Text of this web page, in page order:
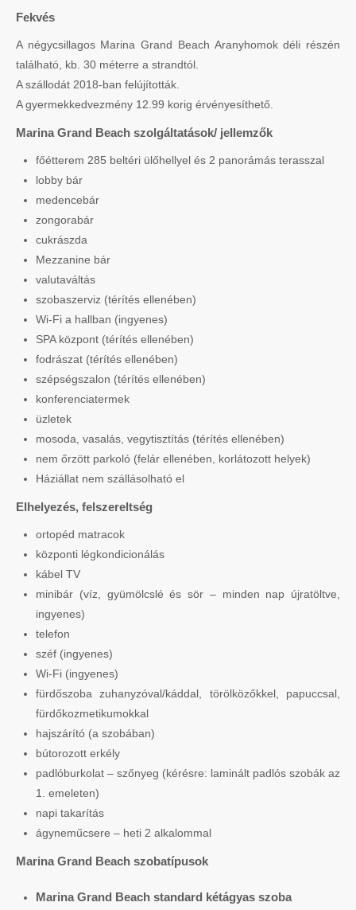
Fekvés
A négycsillagos Marina Grand Beach Aranyhomok déli részén
található, kb. 30 méterre a strandtól.
A szállodát 2018-ban felújították.
A gyermekkedvezmény 12.99 korig érvényesíthető.
Marina Grand Beach szolgáltatások/ jellemzők
főétterem 285 beltéri ülőhellyel és 2 panorámás terasszal
lobby bár
medencebár
zongorabár
cukrászda
Mezzanine bár
valutaváltás
szobaszerviz (térítés ellenében)
Wi-Fi a hallban (ingyenes)
SPA központ (térítés ellenében)
fodrászat (térítés ellenében)
szépségszalon (térítés ellenében)
konferenciatermek
üzletek
mosoda, vasalás, vegytisztítás (térítés ellenében)
nem őrzött parkoló (felár ellenében, korlátozott helyek)
Háziállat nem szállásolható el
Elhelyezés, felszereltség
ortopéd matracok
központi légkondicionálás
kábel TV
minibár (víz, gyümölcslé és sör – minden nap újratöltve,
ingyenes)
telefon
széf (ingyenes)
Wi-Fi (ingyenes)
fürdőszoba zuhanyzóval/káddal, törölközőkkel, papuccsal,
fürdőkozmetikumokkal
hajszárító (a szobában)
bútorozott erkély
padlóburkolat – szőnyeg (kérésre: laminált padlós szobák az
1. emeleten)
napi takarítás
ágyneműcsere – heti 2 alkalommal
Marina Grand Beach szobatípusok
Marina Grand Beach standard kétágyas szoba